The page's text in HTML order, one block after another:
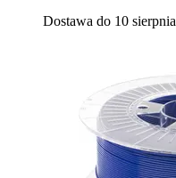
Dostawa do 10 sierpnia